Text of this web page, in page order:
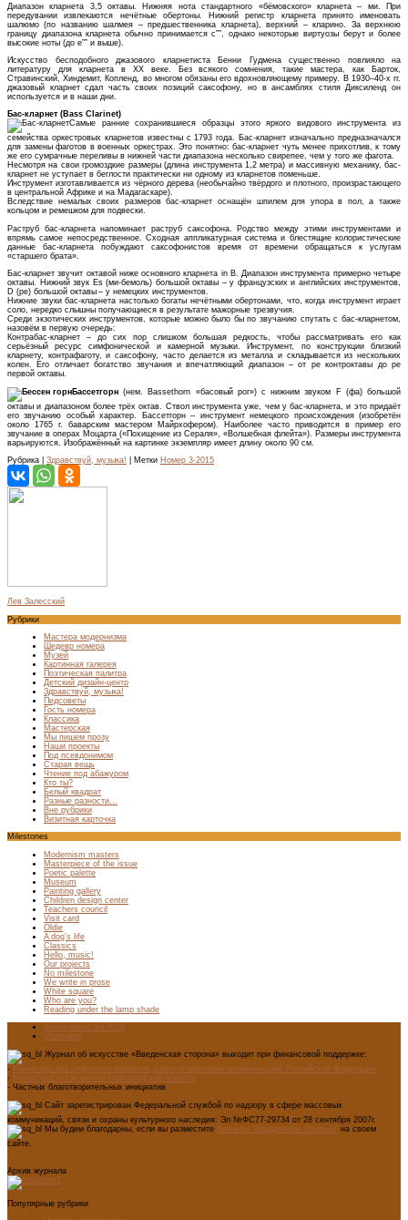
Диапазон кларнета 3,5 октавы. Нижняя нота стандартного «бёмовского» кларнета – ми. При
передувании извлекаются нечётные обертоны. Нижний регистр кларнета принято именовать
шалюмо (по названию шалмея – предшественника кларнета), верхний – кларино. За верхнюю
границу диапазона кларнета обычно принимается с””, однако некоторые виртуозы берут и более
высокие ноты (до е”” и выше).
Искусство бесподобного джазового кларнетиста Бенни Гудмена существенно повлияло на
литературу для кларнета в XX веке. Без всякого сомнения, такие мастера, как Барток,
Стравинский, Хиндемит, Копленд, во многом обязаны его вдохновляющему примеру. В 1930–40-х гг.
джазовый кларнет сдал часть своих позиций саксофону, но в ансамблях стиля Диксиленд он
используется и в наши дни.
Бас-кларнет (Bass Clarinet)
Самые ранние сохранившиеся образцы этого яркого видового инструмента из
семейства оркестровых кларнетов известны с 1793 года. Бас-кларнет изначально предназначался
для замены фаготов в военных оркестрах. Это понятно: бас-кларнет чуть менее прихотлив, к тому
же его сумрачные переливы в нижней части диапазона несколько свирепее, чем у того же фагота.
Несмотря на свои громоздкие размеры (длина инструмента 1,2 метра) и массивную механику, бас-
кларнет не уступает в беглости практически ни одному из кларнетов поменьше.
Инструмент изготавливается из чёрного дерева (необычайно твёрдого и плотного, произрастающего
в центральной Африке и на Мадагаскаре).
Вследствие немалых своих размеров бас-кларнет оснащён шпилем для упора в пол, а также
кольцом и ремешком для подвески.
Раструб бас-кларнета напоминает раструб саксофона. Родство между этими инструментами и
впрямь самое непосредственное. Сходная аппликатурная система и блестящие колористические
данные бас-кларнета побуждают саксофонистов время от времени обращаться к услугам
«старшего брата».
Бас-кларнет звучит октавой ниже основного кларнета in B. Диапазон инструмента примерно четыре
октавы. Нижний звук Es (ми-бемоль) большой октавы – у французских и английских инструментов,
D (ре) большой октавы – у немецких инструментов.
Нижние звуки бас-кларнета настолько богаты нечётными обертонами, что, когда инструмент играет
соло, нередко слышны получающиеся в результате мажорные трезвучия.
Среди экзотических инструментов, которые можно было бы по звучанию спутать с бас-кларнетом,
назовём в первую очередь:
Контрабас-кларнет – до сих пор слишком большая редкость, чтобы рассматривать его как
серьёзный ресурс симфонической и камерной музыки. Инструмент, по конструкции близкий
кларнету, контрафаготу, и саксофону, часто делается из металла и складывается из нескольких
колен. Его отличает богатство звучания и впечатляющий диапазон – от ре контроктавы до ре
первой октавы.
Бассетгорн (нем. Bassethorn «басовый рог») с нижним звуком F (фа) большой
октавы и диапазоном более трёх октав. Ствол инструмента уже, чем у бас-кларнета, и это придаёт
его звучанию особый характер. Бассетгорн – инструмент немецкого происхождения (изобретён
около 1765 г. баварским мастером Майрхофером). Наиболее часто приводится в пример его
звучание в операх Моцарта («Похищение из Сераля», «Волшебная флейта»). Размеры инструмента
варьируются. Изображённый на картинке экземпляр имеет длину около 90 см.
Рубрика | Здравствуй, музыка! | Метки Номер 3-2015
Лев Залесский
Рубрики
Мастера модернизма
Шедевр номера
Музей
Картинная галерея
Поэтическая палитра
Детский дизайн-центр
Здравствуй, музыка!
Педсоветы
Гость номера
Классика
Мастерская
Мы пишем прозу
Наши проекты
Под псевдонимом
Старая вещь
Чтение под абажуром
Кто ты?
Белый квадрат
Разные разности…
Вне рубрики
Визитная карточка
Milestones
Modernism masters
Masterpiece of the issue
Poetic palette
Museum
Painting gallery
Children design center
Teachers council
Visit card
Oldie
A dog’s life
Classics
Hello, music!
Our projects
No milestone
We write in prose
White square
Who are you?
Reading under the lamp shade
Лента новостей RSS
Vkontakte
Журнал об искусстве «Введенская сторона» выходит при финансовой поддержке:
- Министерства цифрового развития, связи и массовых коммуникаций Российской Федерации
- Министерство культуры Новгородской области
- Частных благотворительных инициатив
Сайт зарегистрирован Федеральной службой по надзору в сфере массовых
коммуникаций, связи и охраны культурного наследия: Эл №ФС77-29734 от 28 сентября 2007г.
Мы будем благодарны, если вы разместите баннеры "Введенской стороны" на своем
сайте.
Архив журнала
Популярные рубрики